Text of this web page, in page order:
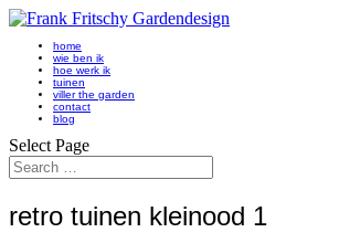
home
wie ben ik
hoe werk ik
tuinen
viller the garden
contact
blog
Select Page
retro tuinen kleinood 1